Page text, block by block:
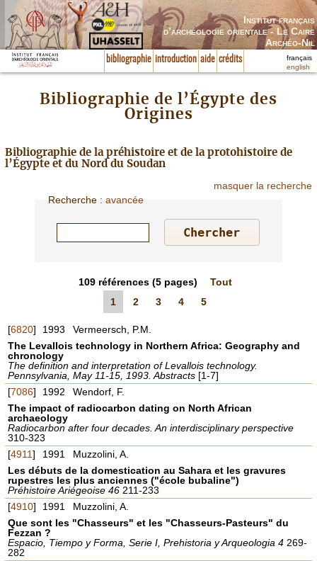
Institut français
d’archéologie orientale - Le Caire
Archéo-Nil
bibliographie introduction aide crédits
français
english
Bibliographie de l’Égypte des
Origines
Bibliographie de la préhistoire et de la protohistoire de
l’Égypte et du Nord du Soudan
masquer la recherche
Recherche :avancée
109 références(5 pages)
Tout
1
2 3 4 5
[6820] 1993
Vermeersch, P.M.
The Levallois technology in Northern Africa: Geography and
chronology
The definition and interpretation of Levallois technology.
Pennsylvania, May 11-15, 1993. Abstracts [1-7]
[7086] 1992
Wendorf, F.
The impact of radiocarbon dating on North African
archaeology
Radiocarbon after four decades. An interdisciplinary perspective
310-323
[4911] 1991
Muzzolini, A.
Les débuts de la domestication au Sahara et les gravures
rupestres les plus anciennes ("école bubaline")
Préhistoire Ariégeoise 46 211-233
[4910] 1991
Muzzolini, A.
Que sont les "Chasseurs" et les "Chasseurs-Pasteurs" du
Fezzan ?
Espacio, Tiempo y Forma, Serie I, Prehistoria y Arqueologia 4 269-
282